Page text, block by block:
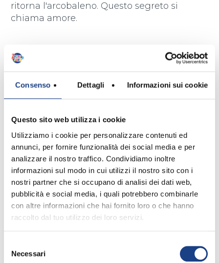
Consenso Dettagli Informazioni sui cookie
Questo sito web utilizza i cookie
Utilizziamo i cookie per personalizzare contenuti ed
annunci, per fornire funzionalità dei social media e per
analizzare il nostro traffico. Condividiamo inoltre
informazioni sul modo in cui utilizzi il nostro sito con i
nostri partner che si occupano di analisi dei dati web,
pubblicità e social media, i quali potrebbero combinarle
con altre informazioni che hai fornito loro o che hanno
raccolto dal tuo utilizzo dei loro servizi.
delNecessari
ritorna l'arcobaleno. Questo segreto si
chiama amore.
Testo
Mi ha insegnato il suo segreto
Come si colora il mondo col sorriso.
È più facile lo sai
Diventare un gran pittore
Se si ascolta quello che ti dice il cuore.
E ogni cosa vedrai
Sarà bella più che mai,
Se la vesti coi colori di un sorriso
Per questo
Sorridiamo tutti insieme e più azzurro